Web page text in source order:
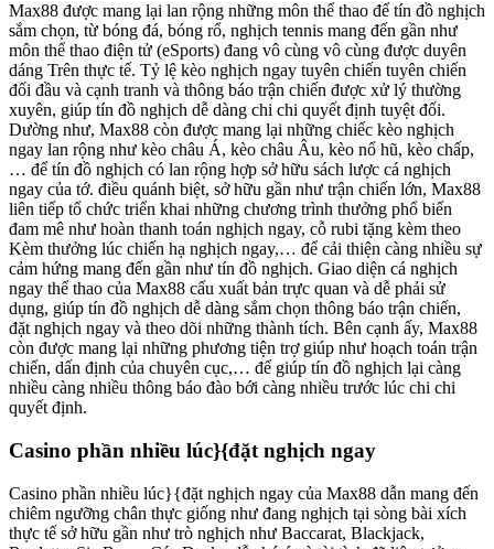
Max88 được mang lại lan rộng những môn thể thao để tín đồ nghịch
sắm chọn, từ bóng đá, bóng rổ, nghịch tennis mang đến gần như
môn thể thao điện tử (eSports) đang vô cùng vô cùng được duyên
dáng Trên thực tế. Tỷ lệ kèo nghịch ngay tuyên chiến tuyên chiến
đối đầu và cạnh tranh và thông báo trận chiến được xử lý thường
xuyên, giúp tín đồ nghịch dễ dàng chi chi quyết định tuyệt đối.
Dường như, Max88 còn được mang lại những chiếc kèo nghịch
ngay lan rộng như kèo châu Á, kèo châu Âu, kèo nổ hũ, kèo chấp,
… để tín đồ nghịch có lan rộng hợp sở hữu sách lược cá nghịch
ngay của tớ. điều quánh biệt, sở hữu gần như trận chiến lớn, Max88
liên tiếp tổ chức triển khai những chương trình thưởng phổ biến
đam mê như hoàn thanh toán nghịch ngay, cỗ rubi tặng kèm theo
Kèm thưởng lúc chiến hạ nghịch ngay,… để cải thiện càng nhiều sự
cảm hứng mang đến gần như tín đồ nghịch. Giao diện cá nghịch
ngay thể thao của Max88 cấu xuất bản trực quan và dễ phải sử
dụng, giúp tín đồ nghịch dễ dàng sắm chọn thông báo trận chiến,
đặt nghịch ngay và theo dõi những thành tích. Bên cạnh ấy, Max88
còn được mang lại những phương tiện trợ giúp như hoạch toán trận
chiến, dấn định của chuyên cục,… để giúp tín đồ nghịch lại càng
nhiều càng nhiều thông báo đào bới càng nhiều trước lúc chi chi
quyết định.
Casino phần nhiều lúc}{đặt nghịch ngay
Casino phần nhiều lúc}{đặt nghịch ngay của Max88 dẫn mang đến
chiêm ngưỡng chân thực giống như đang nghịch tại sòng bài xích
thực tế sở hữu gần như trò nghịch như Baccarat, Blackjack,